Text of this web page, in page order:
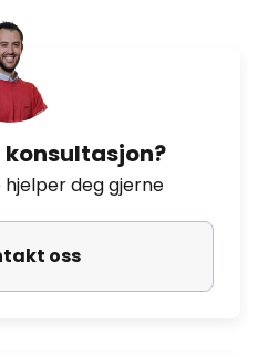
konsultasjon?
deg gjerne
oss